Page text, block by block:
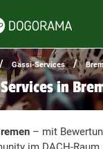
Gassi-Services /
in
– mit